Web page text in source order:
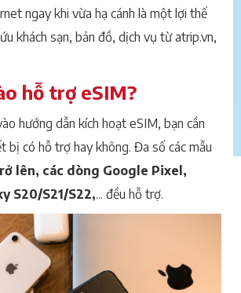
ngay khi vừa hạ cánh là một lợi thế
khách sạn, bản đồ, dịch vụ từ atrip.vn,
hỗ trợ eSIM?
hướng dẫn kích hoạt eSIM, bạn cần
bị có hỗ trợ hay không. Đa số các mẫu
lên, các dòng Google Pixel,
S20/S21/S22,... đều hỗ trợ.